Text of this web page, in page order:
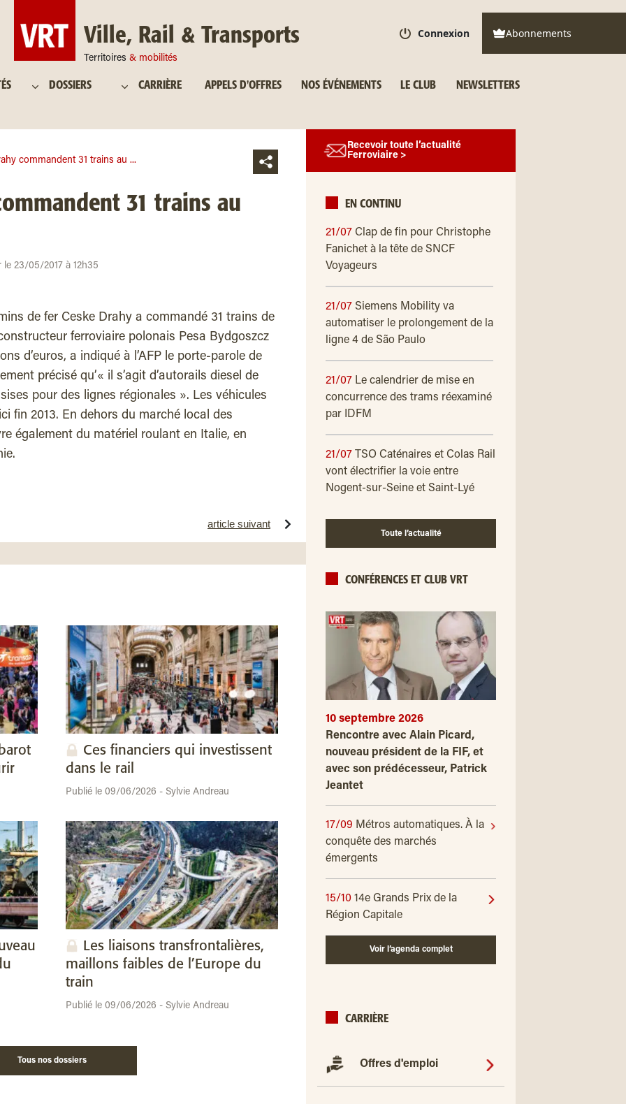
Ville, Rail & Transports
Territoires & mobilités
Connexion Abonnements
DOSSIERS CARRIÈRE APPELS D'OFFRES NOS ÉVÉNEMENTS LE CLUB NEWSLETTERS
commandent 31 trains au ...
31 trains au
le 23/05/2017 à 12h35
de fer Ceske Drahy a commandé 31 trains de
ferroviaire polonais Pesa Bydgoszcz
d’euros, a indiqué à l’AFP le porte-parole de
précisé qu’« il s’agit d’autorails diesel de
pour des lignes régionales ». Les véhicules
fin 2013. En dehors du marché local des
également du matériel roulant en Italie, en
article suivant
Ces financiers qui investissent
dans le rail
Publié le 09/06/2026 - Sylvie Andreau
Les liaisons transfrontalières,
maillons faibles de l’Europe du
train
Publié le 09/06/2026 - Sylvie Andreau
Tous nos dossiers
Recevoir toute l’actualité
Ferroviaire >
EN CONTINU
21/07 Clap de fin pour Christophe
Fanichet à la tête de SNCF
Voyageurs
21/07 Siemens Mobility va
automatiser le prolongement de la
ligne 4 de São Paulo
21/07 Le calendrier de mise en
concurrence des trams réexaminé
par IDFM
21/07
TSO Caténaires et Colas Rail
vont électrifier la voie entre
Nogent-sur-Seine et Saint-Lyé
Toute l’actualité
CONFÉRENCES ET CLUB VRT
10 septembre 2026
Rencontre avec Alain Picard,
nouveau président de la FIF, et
avec son prédécesseur, Patrick
Jeantet
17/09 Métros automatiques. À la
conquête des marchés
émergents
15/10 14e Grands Prix de la
Région Capitale
Voir l’agenda complet
CARRIÈRE
Offres d'emploi